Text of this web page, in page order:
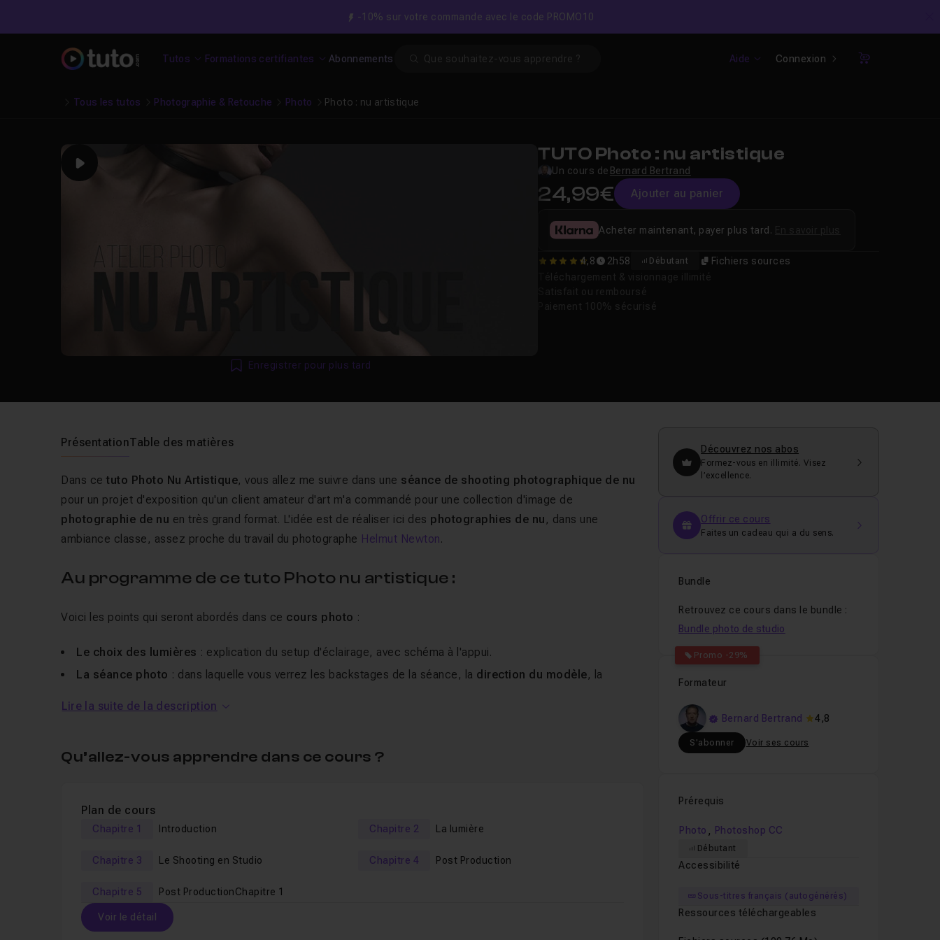
-10% sur votre commande avec le code PROMO10
Tutos Formations certifiantes Abonnements Aide Connexion
Panier
Tous les tutos Photographie & Retouche Photo Photo : nu artistique
Play
Enregistrer pour plus tard
TUTO Photo : nu artistique
Un cours de Bernard Bertrand
24,99€ Ajouter au panier
4.82 4,8 2h58 Débutant Fichiers sources
Acheter maintenant, payer plus tard.
PrésentationTable des matières
Dans cetuto Photo Nu Artistique, vous allez me suivre dans une séance de shooting photographique de nu
pour un projet d'exposition qu'un client amateur d'art m'a commandé pour une collection d'image de
photographie de nu en très grand format. L'idée est de réaliser ici des photographies de nu , dans une
ambiance classe, assez proche du travail du photographe Helmut Newton.
Au programme de ce tuto Photo nu artistique :
Voici les points qui seront abordés dans ce cours photo :
Le choix des lumières : explication du setup d'éclairage, avec schéma à l'appui.
La séance photo : dans laquelle vous verrez les backstages de la séance, la direction du modèle, la
autour du projet.
réaliserons aussi bien un développement photo en noir et blanc qu'en couleur.
étapes de la prise de vue pour le
vous monmétier de photographe professionnel de mode
et je vous donne un maximum de trucs et d'astuces
qui m'ont servi dans cette prise de vue.
Lire la suite de la description
Qu’allez-vous apprendre dans ce cours ?
Plan de cours
Chapitre 1 Introduction Chapitre 2 La lumière
Chapitre 3 Le Shooting en Studio Chapitre 4 Post Production
Chapitre 5 Post ProductionChapitre 1
Voir le détail
Découvrez nos abos
Formez-vous en illimité. Visez
l’excellence.
Offrir ce cours
Faites un cadeau qui a du sens.
Bundle
Retrouvez ce cours dans le bundle :
Promo -29%
Bundle photo de studio
Formateur
Bernard Bertrand 4,8
S'abonner Voir ses cours
Prérequis
Photo , Photoshop CC
Débutant
Accessibilité
Sous-titres français (autogénérés)
Ressources téléchargeables